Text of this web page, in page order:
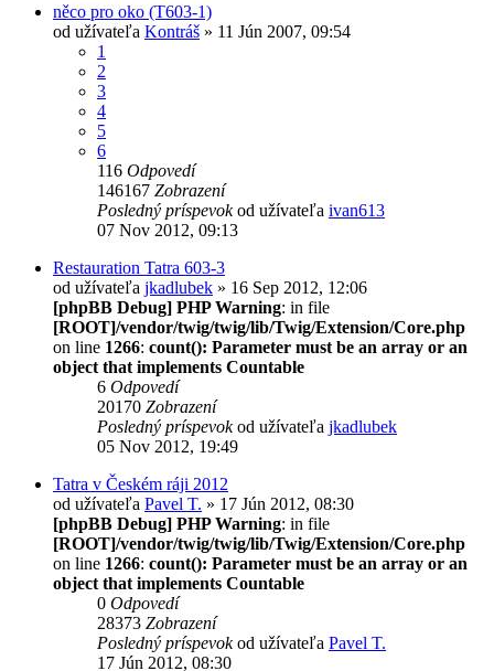
něco pro oko (T603-1)
od užívateľa Kontráš » 11 Jún 2007, 09:54
1
2
3
4
5
6
116 Odpovedí
146167 Zobrazení
Posledný príspevokod užívateľa ivan613
07 Nov 2012, 09:13
Restauration Tatra 603-3
od užívateľa jkadlubek » 16 Sep 2012, 12:06
[phpBB Debug] PHP Warning: in file
[ROOT]/vendor/twig/twig/lib/Twig/Extension/Core.php
on line 1266: count(): Parameter must be an array or an
object that implements Countable
6 Odpovedí
20170 Zobrazení
Posledný príspevokod užívateľa jkadlubek
05 Nov 2012, 19:49
Tatra v Českém ráji 2012
od užívateľa Pavel T. » 17 Jún 2012, 08:30
[phpBB Debug] PHP Warning: in file
[ROOT]/vendor/twig/twig/lib/Twig/Extension/Core.php
on line 1266: count(): Parameter must be an array or an
object that implements Countable
0 Odpovedí
28373 Zobrazení
Posledný príspevokod užívateľa Pavel T.
17 Jún 2012, 08:30